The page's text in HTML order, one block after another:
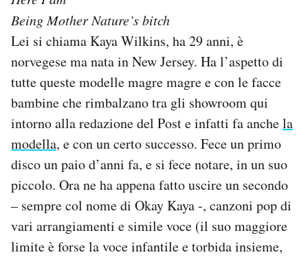
Being Mother Nature’s bitch
Lei si chiama Kaya Wilkins, ha 29 anni, è
norvegese ma nata in New Jersey. Ha l’aspetto di
tutte queste modelle magre magre e con le facce
bambine che rimbalzano tra gli showroom qui
intorno alla redazione del Post e infatti fa anchela
modella, e con un certo successo. Fece un primo
disco un paio d’anni fa, e si fece notare, in un suo
piccolo. Ora ne ha appena fatto uscire un secondo
– sempre col nome di Okay Kaya -, canzoni pop di
vari arrangiamenti e simile voce (il suo maggiore
limite è forse la voce infantile e torbida insieme,